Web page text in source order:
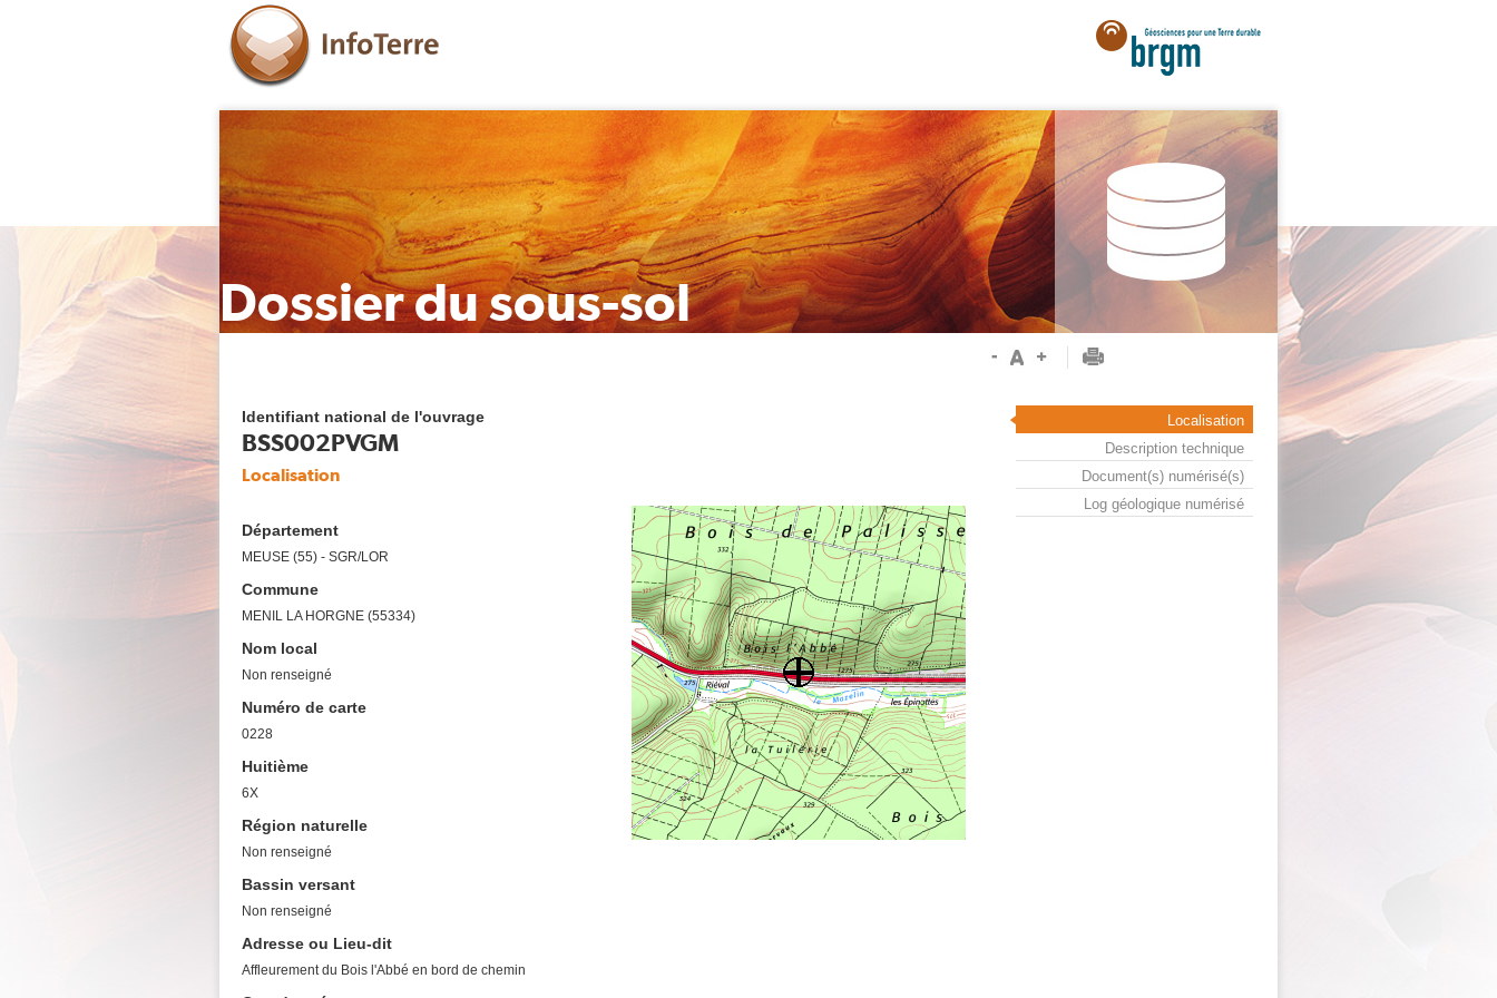
Dossier du sous-sol
Identifiant national de l'ouvrage
BSS002PVGM
Localisation
Département
MEUSE (55) - SGR/LOR
Commune
MENIL LA HORGNE (55334)
Nom local
Non renseigné
Numéro de carte
0228
Huitième
6X
Région naturelle
Non renseigné
Bassin versant
Non renseigné
Adresse ou Lieu-dit
Affleurement du Bois l'Abbé en bord de chemin
Localisation
Description technique
Document(s) numérisé(s)
Log géologique numérisé